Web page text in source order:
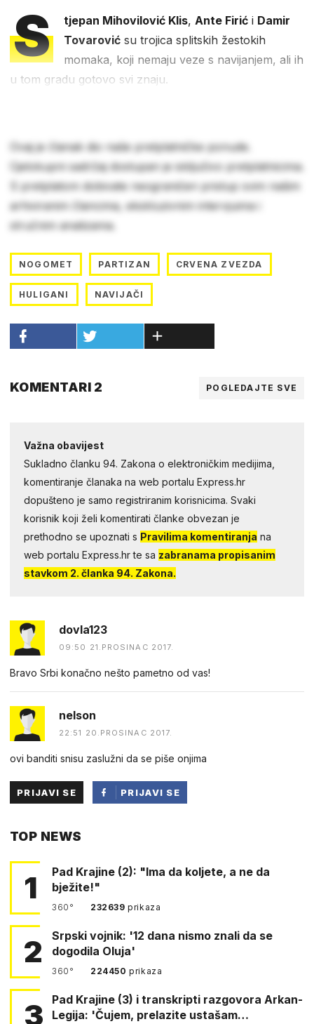
S tjepan Mihovilović Klis, Ante Firić i Damir
Tovarović su trojica splitskih žestokih
momaka, koji nemaju veze s navijanjem, ali ih
u tom gradu gotovo svi znaju.
Ovaj je članak dio naše pretplatničke ponude.
Cjelokupni sadržaj dostupan je isključivo pretplatnicima.
S pretplatom dobivate neograničen pristup svim našim
arhiviranim člancima, ekskluzivnim intervjuima i
stručnim analizama.
NOGOMET PARTIZAN CRVENA ZVEZDA
HULIGANI NAVIJAČI
KOMENTARI 2 POGLEDAJTE SVE
Važna obavijest
Sukladno članku 94. Zakona o elektroničkim medijima,
komentiranje članaka na web portalu Express.hr
dopušteno je samo registriranim korisnicima. Svaki
korisnik koji želi komentirati članke obvezan je
prethodno se upoznati s Pravilima komentiranja na
web portalu Express.hr te sa zabranama propisanim
stavkom 2. članka 94. Zakona.
dovla123
09:50 21.PROSINAC 2017.
Bravo Srbi konačno nešto pametno od vas!
nelson
22:51 20.PROSINAC 2017.
ovi banditi snisu zaslužni da se piše onjima
PRIJAVI SE
PRIJAVI SE
TOP NEWS
1
Pad Krajine (2): "Ima da koljete, a ne da
bježite!"
360° 232639prikaza
2
Srpski vojnik: '12 dana nismo znali da se
dogodila Oluja'
360° 224450prikaza
3
Pad Krajine (3) i transkripti razgovora Arkan-
Legija: 'Čujem, prelazite ustašam…